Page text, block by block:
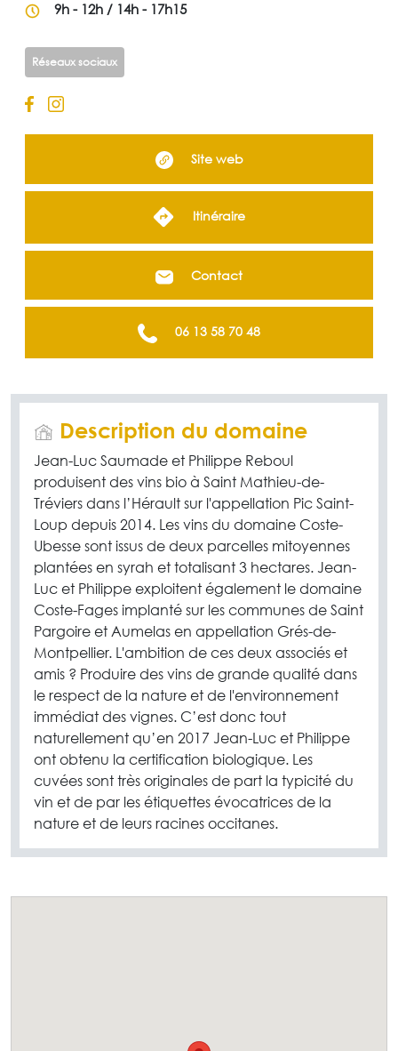
9h - 12h / 14h - 17h15
Réseaux sociaux
Site web
Itinéraire
Contact
06 13 58 70 48
Description du domaine
Jean-Luc Saumade et Philippe Reboul
produisent des vins bio à Saint Mathieu-de-
Tréviers dans l’Hérault sur l'appellation Pic Saint-
Loup depuis 2014. Les vins du domaine Coste-
Ubesse sont issus de deux parcelles mitoyennes
plantées en syrah et totalisant 3 hectares. Jean-
Luc et Philippe exploitent également le domaine
Coste-Fages implanté sur les communes de Saint
Pargoire et Aumelas en appellation Grés-de-
Montpellier. L'ambition de ces deux associés et
amis ? Produire des vins de grande qualité dans
le respect de la nature et de l'environnement
immédiat des vignes. C’est donc tout
naturellement qu’en 2017 Jean-Luc et Philippe
ont obtenu la certification biologique. Les
cuvées sont très originales de part la typicité du
vin et de par les étiquettes évocatrices de la
nature et de leurs racines occitanes.